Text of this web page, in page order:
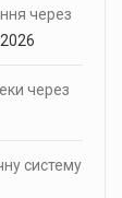
через
через
систему